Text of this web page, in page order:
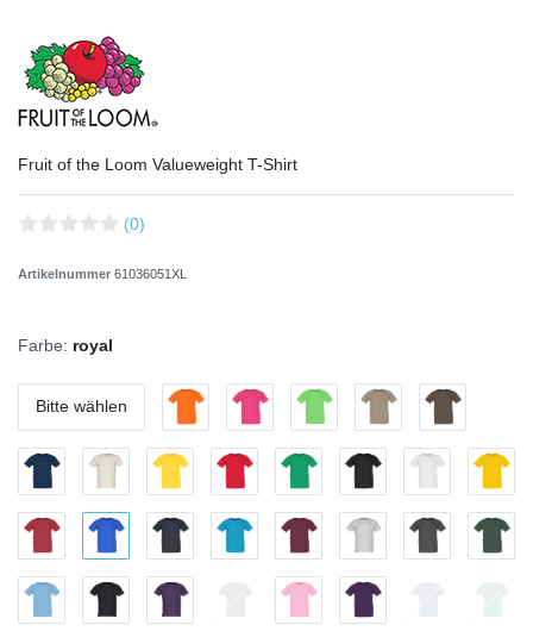
Fruit of the Loom Valueweight T-Shirt
(0)
Artikelnummer 61036051XL
Farbe: royal
Bitte wählen